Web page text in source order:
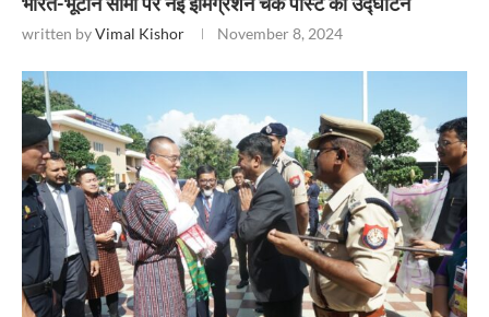
written byVimal Kishor November 8, 2024